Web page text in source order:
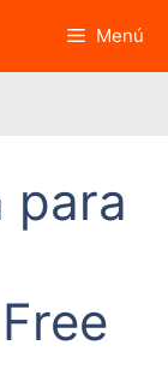
Menú
para